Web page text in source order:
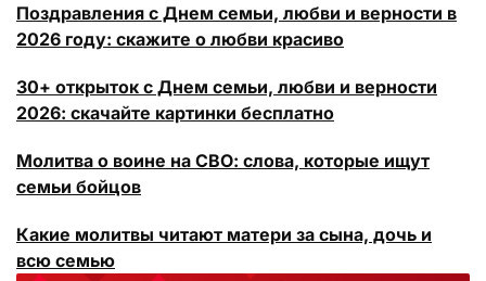
Поздравления с Днем семьи, любви и верности в
2026 году: скажите о любви красиво
30+ открыток с Днем семьи, любви и верности
2026: скачайте картинки бесплатно
Молитва о воине на СВО: слова, которые ищут
семьи бойцов
Какие молитвы читают матери за сына, дочь и
всю семью